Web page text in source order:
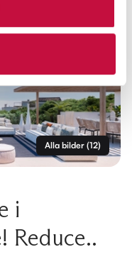
Alla bilder (12)
i